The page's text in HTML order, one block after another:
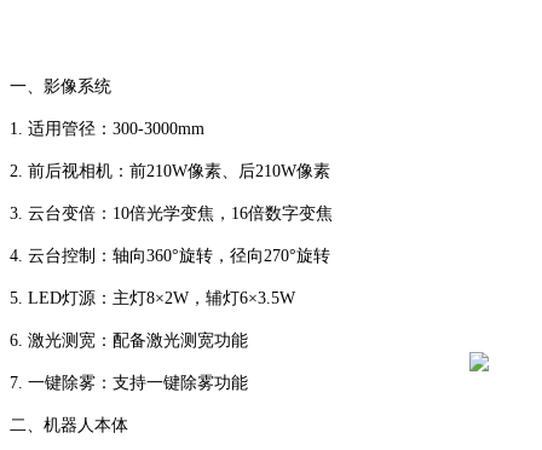
一、影像系统
1. 适用管径：300-3000mm
2. 前后视相机：前210W像素、后210W像素
3. 云台变倍：10倍光学变焦，16倍数字变焦
4. 云台控制：轴向360°旋转，径向270°旋转
5. LED灯源：主灯8×2W，辅灯6×3.5W
6. 激光测宽：配备激光测宽功能
7. 一键除雾：支持一键除雾功能
二、机器人本体